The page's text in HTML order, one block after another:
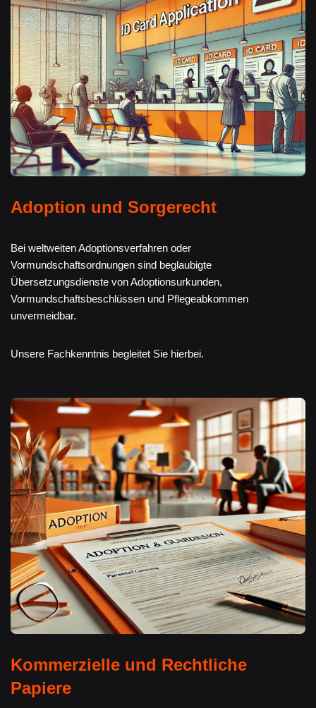
Adoption und Sorgerecht
Bei weltweiten Adoptionsverfahren oder
Vormundschaftsordnungen sind beglaubigte
Übersetzungsdienste von Adoptionsurkunden,
Vormundschaftsbeschlüssen und Pflegeabkommen
unvermeidbar.
Unsere Fachkenntnis begleitet Sie hierbei.
Kommerzielle und Rechtliche
Papiere